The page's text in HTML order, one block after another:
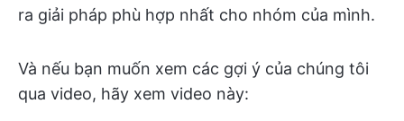
ra giải pháp phù hợp nhất cho nhóm của mình.
Và nếu bạn muốn xem các gợi ý của chúng tôi
qua video, hãy xem video này: